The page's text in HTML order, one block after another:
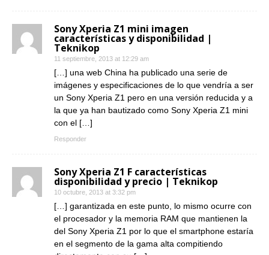
Sony Xperia Z1 mini imagen
características y disponibilidad |
Teknikop
11 septiembre, 2013 at 12:29 am
[…] una web China ha publicado una serie de
imágenes y especificaciones de lo que vendría a ser
un Sony Xperia Z1 pero en una versión reducida y a
la que ya han bautizado como Sony Xperia Z1 mini
con el […]
Responder
Sony Xperia Z1 F características
disponibilidad y precio | Teknikop
10 octubre, 2013 at 3:32 pm
[…] garantizada en este punto, lo mismo ocurre con
el procesador y la memoria RAM que mantienen la
del Sony Xperia Z1 por lo que el smartphone estaría
en el segmento de la gama alta compitiendo